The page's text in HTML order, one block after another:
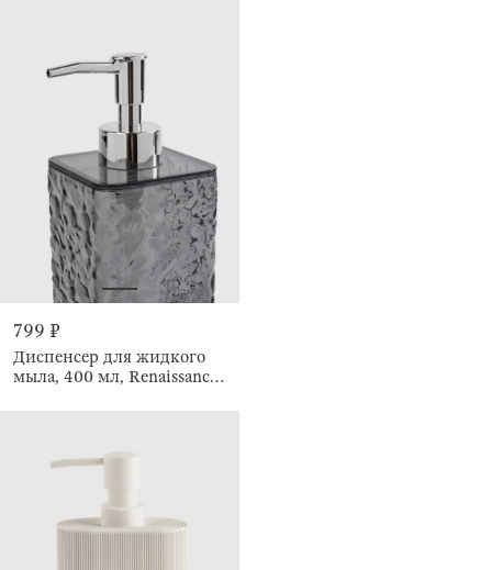
799 ₽
Диспенсер для жидкого
мыла, 400 мл, Renaissance